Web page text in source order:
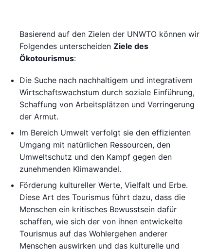
Basierend auf den Zielen der UNWTO können wir
Folgendes unterscheiden Ziele des
Ökotourismus:
Die Suche nach nachhaltigem und integrativem
Wirtschaftswachstum durch soziale Einführung,
Schaffung von Arbeitsplätzen und Verringerung
der Armut.
Im Bereich Umwelt verfolgt sie den effizienten
Umgang mit natürlichen Ressourcen, den
Umweltschutz und den Kampf gegen den
zunehmenden Klimawandel.
Förderung kultureller Werte, Vielfalt und Erbe.
Diese Art des Tourismus führt dazu, dass die
Menschen ein kritisches Bewusstsein dafür
schaffen, wie sich der von ihnen entwickelte
Tourismus auf das Wohlergehen anderer
Menschen auswirken und das kulturelle und